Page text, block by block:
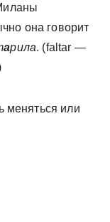
она говорит
арила. (faltar —
меняться или